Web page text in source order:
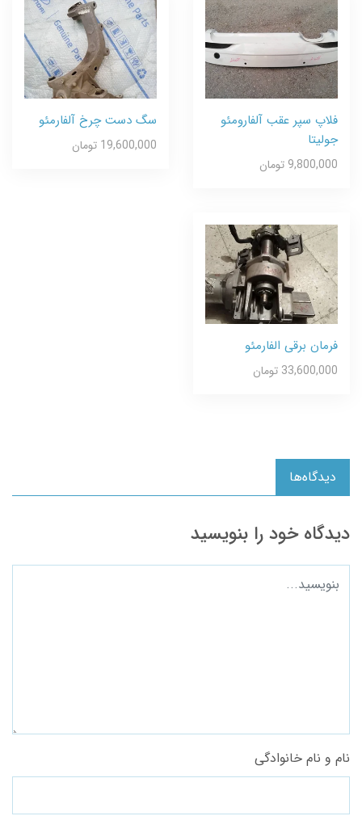
فلاپ سپر عقب آلفارومئو
جولیتا
9,800,000 تومان
سگ دست چرخ آلفارمئو
19,600,000 تومان
فرمان برقی الفارمئو
33,600,000 تومان
دیدگاه‌ها
دیدگاه خود را بنویسید
نام و نام خانوادگی